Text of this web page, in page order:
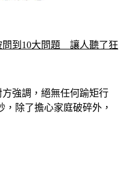
，除了擔心家庭破碎外，